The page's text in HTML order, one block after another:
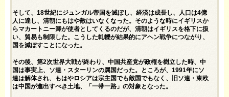
そして、18世紀にジュンガル帝国を滅ぼし、経済は成長し、人口は4億
人に達し、清朝にもはや敵はいなくなった。そのような時にイギリスか
らマカートニー卿が使者としてくるのだが、清朝はイギリスを格下に扱
い、貿易も制限した。こうした軋轢が結果的にアヘン戦争につながり、
国を滅ぼすことになった。
その後、第2次世界大戦が終わり、中国共産党が政権を樹立した時、中
国は事実上、ソ連・スターリンの属国だった。ところが、1991年にソ
連は解体され、もはやロシアは宗主国でも敵国でもなく、旧ソ連・東欧
は中国が進出すべき土地、「一帯一路」の対象となった。